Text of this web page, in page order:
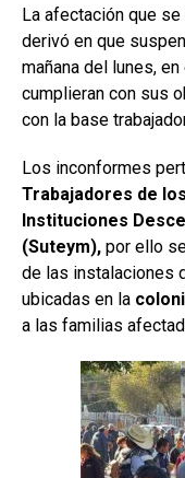
La afectación que
derivó en que
mañana del lunes,
cumplieran con sus
con la base
Los inconformes
Trabajadores de
Instituciones
(Suteym), por ello
de las instalaciones
ubicadas en la
a las familias